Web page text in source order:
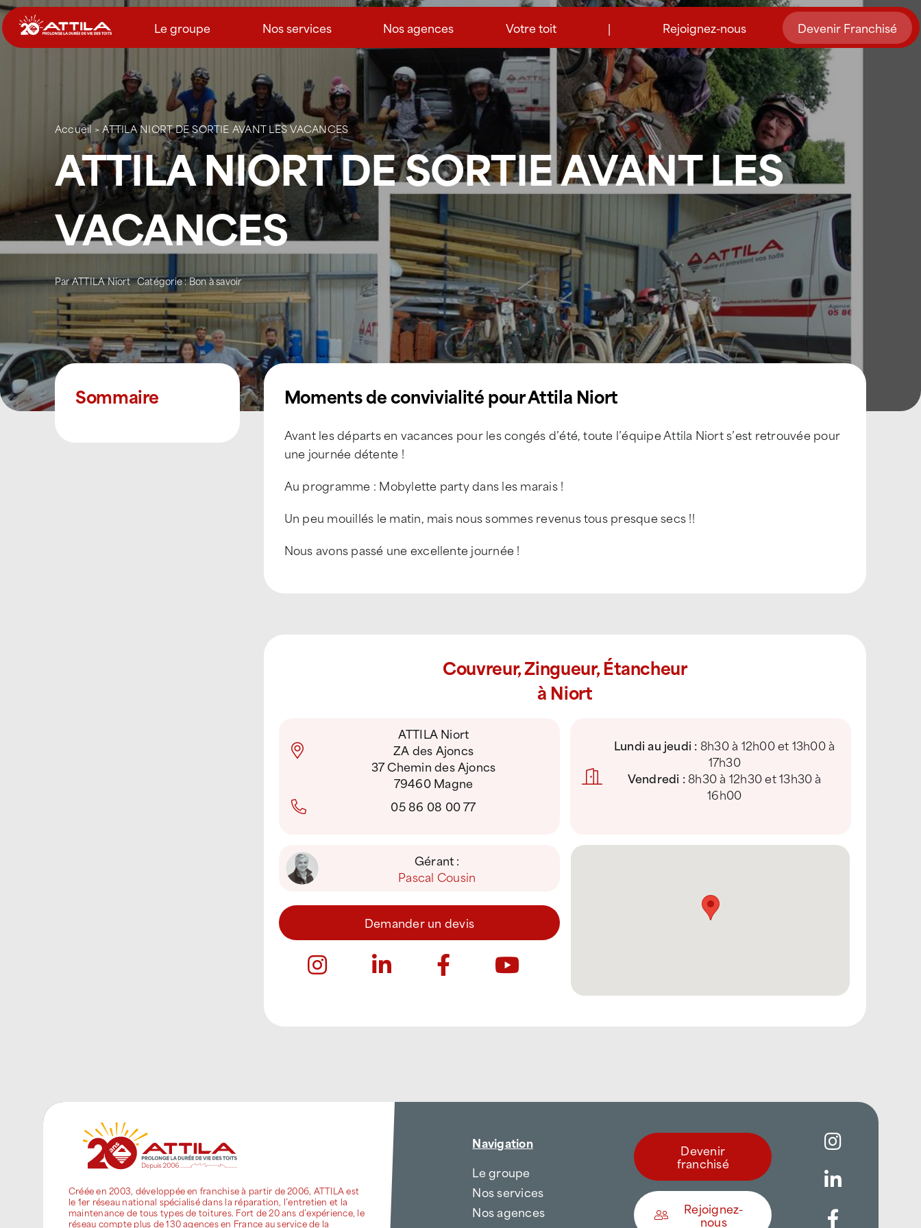
Passer
au
contenu
Le groupe Nos services Nos agences Votre toit | Rejoignez-nous Devenir Franchisé
Accueil>ATTILA NIORT DE SORTIE AVANT LES VACANCES
ATTILA NIORT DE SORTIE AVANT LES
VACANCES
ParATTILA Niort Catégorie :Bon à savoir
Sommaire Moments de convivialité pour Attila Niort
Avant les départs en vacances pour les congés d’été, toute l’équipe Attila Niort s’est retrouvée pour
une journée détente !
Au programme : Mobylette party dans les marais !
Un peu mouillés le matin, mais nous sommes revenus tous presque secs !!
Nous avons passé une excellente journée !
Couvreur, Zingueur, Étancheur
à Niort
ATTILA Niort
ZA des Ajoncs
37 Chemin des Ajoncs
79460 Magne
05 86 08 00 77
Lundi au jeudi : 8h30 à 12h00 et 13h00 à
17h30
Vendredi :8h30 à 12h30 et 13h30 à
16h00
Gérant :
Pascal Cousin
Demander un devis
Créée en 2003, développée en franchise à partir de 2006, ATTILA est
le 1er réseau national spécialisé dans la réparation, l’entretien et la
maintenance de tous types de toitures. Fort de 20 ans d’expérience, le
réseau compte plus de 130 agences en France au service de la
Navigation
Le groupe
Nos services
Nos agences
Devenir
franchisé
Rejoignez-
nous